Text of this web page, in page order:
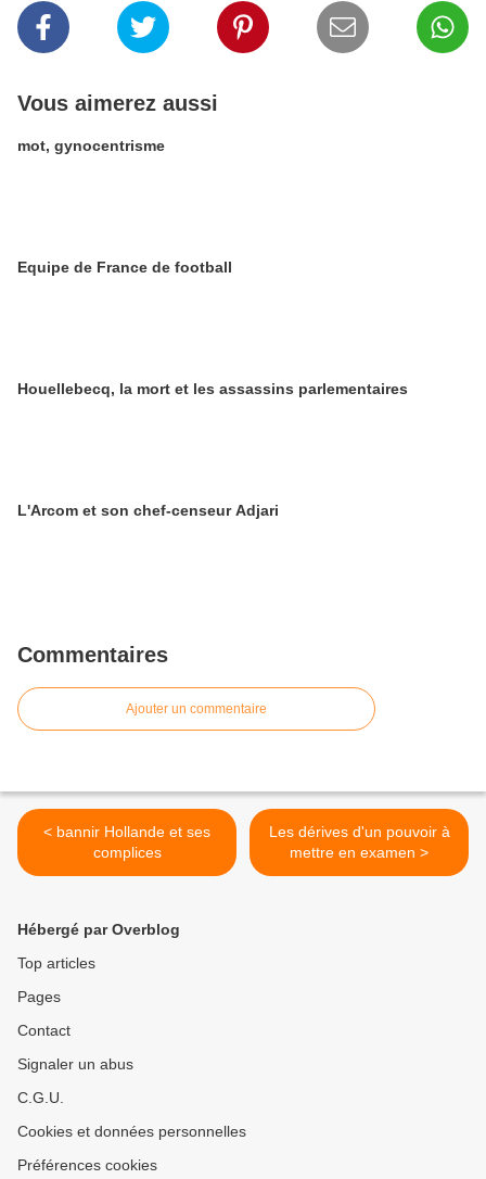
Vous aimerez aussi
mot, gynocentrisme
Equipe de France de football
Houellebecq, la mort et les assassins parlementaires
L'Arcom et son chef-censeur Adjari
Commentaires
Ajouter un commentaire
< bannir Hollande et ses
complices
Les dérives d'un pouvoir à
mettre en examen >
Hébergé par Overblog
Top articles
Pages
Contact
Signaler un abus
C.G.U.
Cookies et données personnelles
Préférences cookies